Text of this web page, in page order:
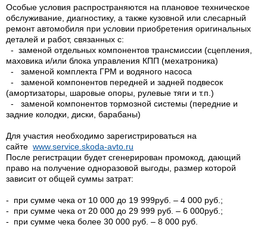
Особые условия распространяются на плановое техническое
обслуживание, диагностику, а также кузовной или слесарный
ремонт автомобиля при условии приобретения оригинальных
деталей и работ, связанных с:
- заменой отдельных компонентов трансмиссии (сцепления,
маховика и/или блока управления КПП (мехатроника)
- заменой комплекта ГРМ и водяного насоса
- заменой компонентов передней и задней подвесок
(амортизаторы, шаровые опоры, рулевые тяги и т.п.)
- заменой компонентов тормозной системы (передние и
задние колодки, диски, барабаны)
Для участия необходимо зарегистрироваться на
сайте www.service.skoda-avto.ru
После регистрации будет сгенерирован промокод, дающий
право на получение одноразовой выгоды, размер которой
зависит от общей суммы затрат:
- при сумме чека от 10 000 до 19 999руб. – 4 000 руб.;
- при сумме чека от 20 000 до 29 999 руб. – 6 000руб.;
- при сумме чека более 30 000 руб. – 8 000 руб.